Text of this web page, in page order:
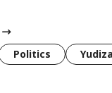
Politics